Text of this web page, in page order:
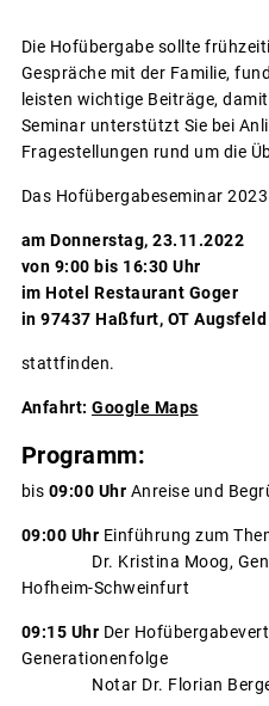
Die Hofübergabe sollte
Gespräche mit der Familie,
leisten wichtige Beiträge,
Seminar unterstützt Sie bei
Fragestellungen rund um die
Das Hofübergabeseminar
am Donnerstag, 23.11.2022
von 9:00 bis 16:30 Uhr
im Hotel Restaurant Goger
in 97437 Haßfurt, OT Augsfeld
stattfinden.
Anfahrt: Google Maps
Programm:
bis 09:00 Uhr Anreise und
09:00 Uhr Einführung zum
Dr. Kristina Moog,
Hofheim-Schweinfurt
09:15 Uhr Der
Generationenfolge
Notar Dr. Florian